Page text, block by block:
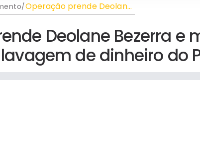
/Operação prende Deolane
Bezerra e mira familiares
de dinheiro do PCC
Deolane Bezerra e
de dinheiro do